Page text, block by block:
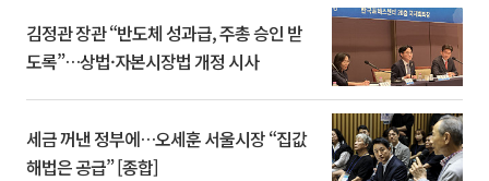
김정관 장관 “반도체 성과급, 주총 승인 받
도록”…상법·자본시장법 개정 시사
세금 꺼낸 정부에…오세훈 서울시장 “집값
해법은 공급” [종합]